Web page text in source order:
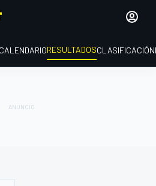
CALENDARIORESULTADOSCLASIFICACIÓN